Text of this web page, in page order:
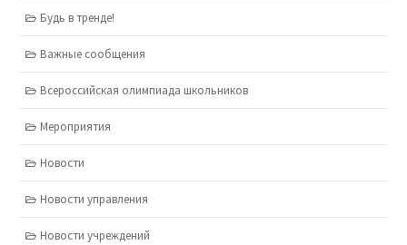
Будь в тренде!
Важные сообщения
Всероссийская олимпиада школьников
Мероприятия
Новости
Новости управления
Новости учреждений